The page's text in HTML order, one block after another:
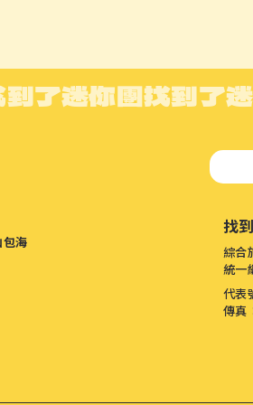
了迷你團找到了
包海
找
綜合
統一
代表
傳真